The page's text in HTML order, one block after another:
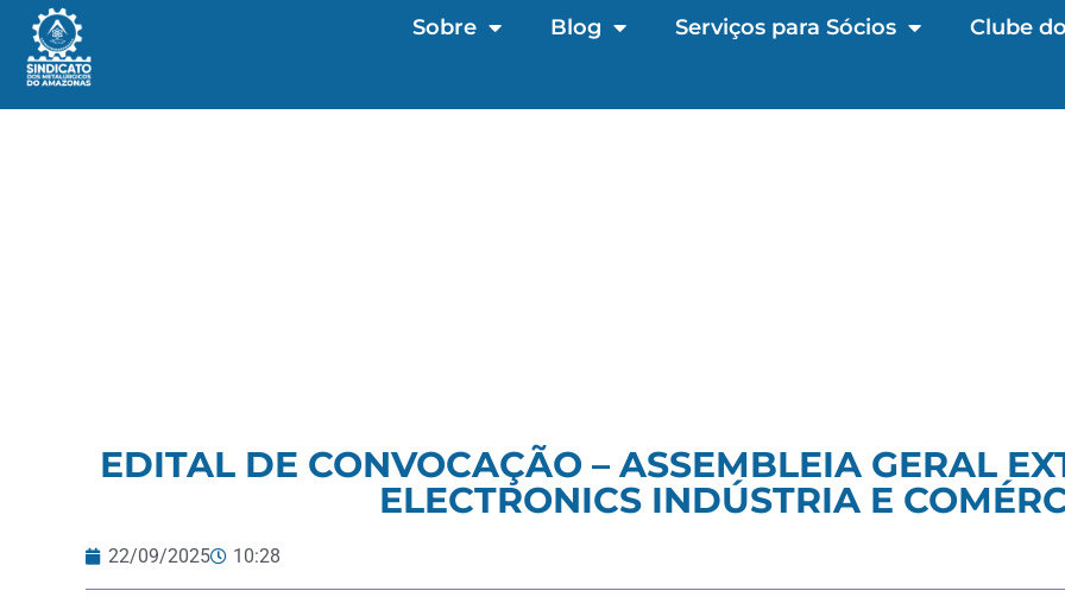
Sobre Blog Serviços para Sócios Clube
EDITAL DE CONVOCAÇÃO – ASSEMBLEIA GERAL
ELECTRONICS INDÚSTRIA E
22/09/2025 10:28